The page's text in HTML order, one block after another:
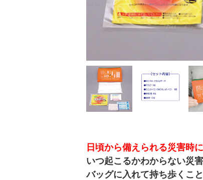
日頃から備えられる災害時
いつ起こるかわからない災
バッグに入れて持ち歩くこ